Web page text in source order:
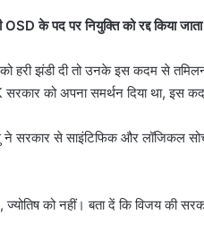
के पद पर नियुक्ति को रद्द किया
को हरी झंडी दी तो उनके इस कदम से
सरकार को अपना समर्थन दिया था,
ने सरकार से साइंटिफिक और लॉजिकल
ज्योतिष को नहीं। बता दें कि विजय की